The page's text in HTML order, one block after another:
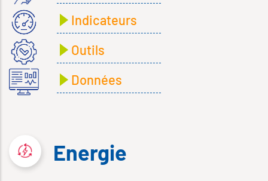
Indicateurs
Outils
Données
Energie